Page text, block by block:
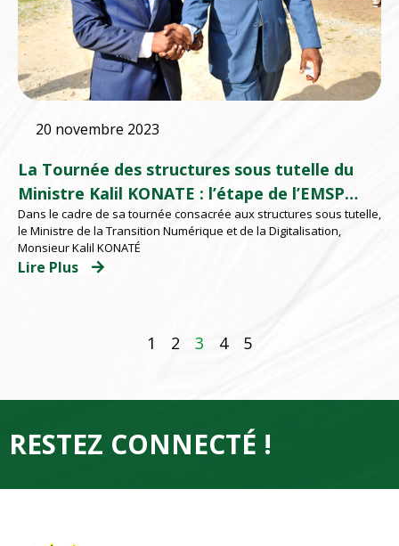
20 novembre 2023
La Tournée des structures sous tutelle du
Ministre Kalil KONATE : l’étape de l’EMSP
d’Abidjan
Dans le cadre de sa tournée consacrée aux structures sous tutelle,
le Ministre de la Transition Numérique et de la Digitalisation,
Monsieur Kalil KONATÉ
Lire Plus
1 2 3 4 5
RESTEZ CONNECTÉ !